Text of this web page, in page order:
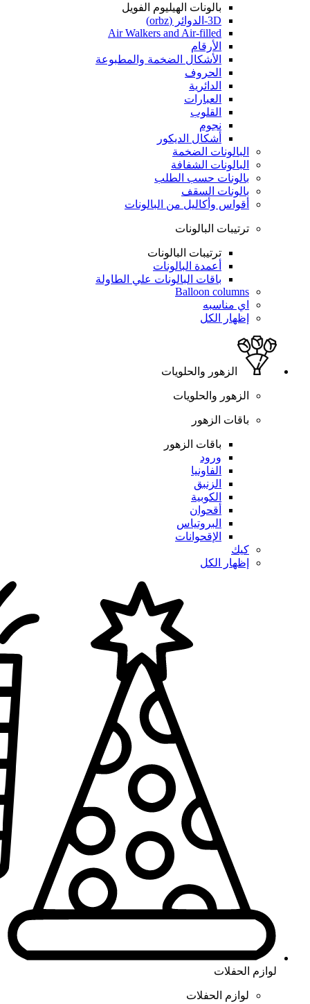
بالونات الهيليوم الفويل
3D-الدوائر (orbz)
Air Walkers and Air-filled
الأرقام
الأشكال الضخمة والمطبوعة
الحروف
الدائرية
العبارات
القلوب
نجوم
أشكال الديكور
البالونات الضخمة
البالونات الشفافة
بالونات حسب الطلب
بالونات السقف
أقواس وأكاليل من البالونات
ترتيبات البالونات
ترتيبات البالونات
أعمدة البالونات
باقات البالونات علي الطاولة
Balloon columns
اي مناسبه
إظهار الكل
الزهور والحلويات
الزهور والحلويات
باقات الزهور
باقات الزهور
ورود
الفاونيا
الزنبق
الكوبية
أقحوان
البروتياس
الإقحوانات
كيك
إظهار الكل
لوازم الحفلات
لوازم الحفلات